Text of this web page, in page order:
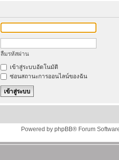
ลืมรหัสผ่าน
เข้าสู่ระบบอัตโนมัติ
ซ่อนสถานะการออนไลน์ของฉัน
Powered by phpBB® Forum